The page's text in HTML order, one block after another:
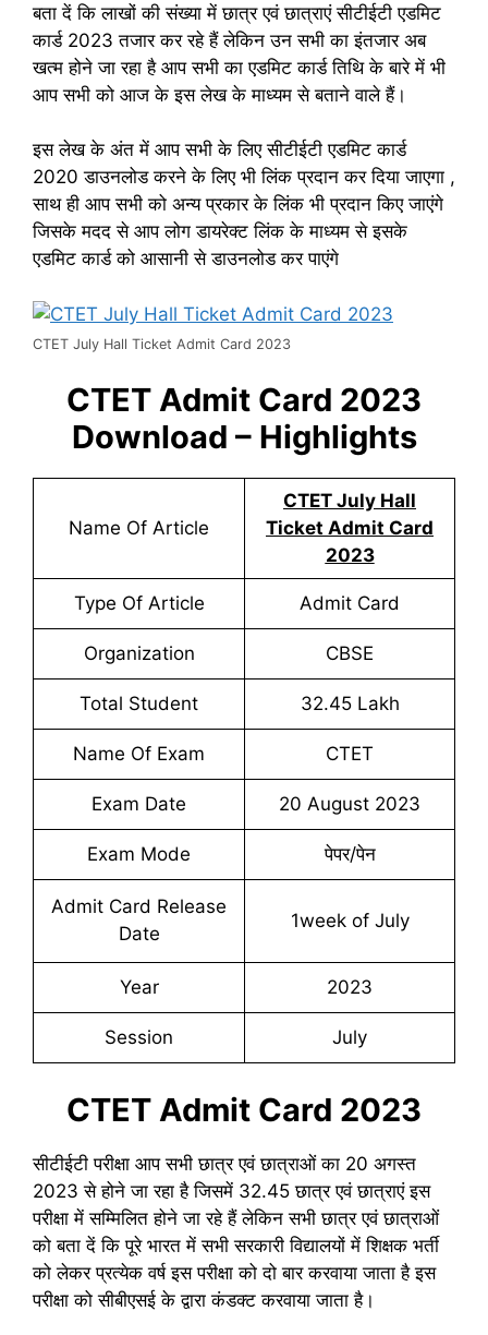
बता दें कि लाखों की संख्या में छात्र एवं छात्राएं सीटीईटी एडमिट
कार्ड 2023 तजार कर रहे हैं लेकिन उन सभी का इंतजार अब
खत्म होने जा रहा है आप सभी का एडमिट कार्ड तिथि के बारे में भी
आप सभी को आज के इस लेख के माध्यम से बताने वाले हैं।
इस लेख के अंत में आप सभी के लिए सीटीईटी एडमिट कार्ड
2020 डाउनलोड करने के लिए भी लिंक प्रदान कर दिया जाएगा ,
साथ ही आप सभी को अन्य प्रकार के लिंक भी प्रदान किए जाएंगे
जिसके मदद से आप लोग डायरेक्ट लिंक के माध्यम से इसके
एडमिट कार्ड को आसानी से डाउनलोड कर पाएंगे
CTET July Hall Ticket Admit Card 2023
CTET Admit Card 2023
Download – Highlights
Name Of Article
CTET July Hall
Ticket Admit Card
2023
Type Of Article Admit Card
Organization CBSE
Total Student 32.45 Lakh
Name Of Exam CTET
Exam Date 20 August 2023
Exam Mode पेपर/पेन
Admit Card Release
Date
1week of July
Year 2023
Session July
CTET Admit Card 2023
सीटीईटी परीक्षा आप सभी छात्र एवं छात्राओं का 20 अगस्त
2023 से होने जा रहा है जिसमें 32.45 छात्र एवं छात्राएं इस
परीक्षा में सम्मिलित होने जा रहे हैं लेकिन सभी छात्र एवं छात्राओं
को बता दें कि पूरे भारत में सभी सरकारी विद्यालयों में शिक्षक भर्ती
को लेकर प्रत्येक वर्ष इस परीक्षा को दो बार करवाया जाता है इस
परीक्षा को सीबीएसई के द्वारा कंडक्ट करवाया जाता है।